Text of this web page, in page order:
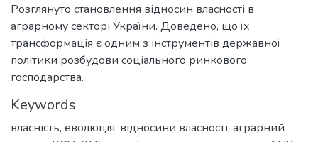
Розглянуто становлення відносин власності в
аграрному секторі України. Доведено, що їх
трансформація є одним з інструментів державної
політики розбудови соціального ринкового
господарства.
Keywords
власність, еволюція, відносини власності, аграрний